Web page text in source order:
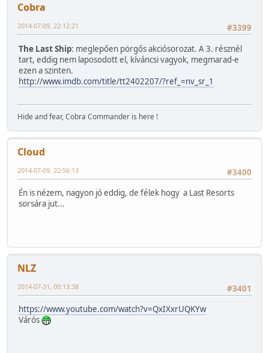
Cobra
#3399
2014-07-09, 22:12:21
The Last Ship: meglepően pörgős akciósorozat. A 3. résznél
tart, eddig nem laposodott el, kíváncsi vagyok, megmarad-e
ezen a szinten.
http://www.imdb.com/title/tt2402207/?ref_=nv_sr_1
Hide and fear, Cobra Commander is here !
Cloud
#3400
2014-07-09, 22:56:13
Én is nézem, nagyon jó eddig, de félek hogy a Last Resorts
sorsára jut...
NLZ
#3401
2014-07-31, 00:13:38
https://www.youtube.com/watch?v=QxIXxrUQKYw
Várós